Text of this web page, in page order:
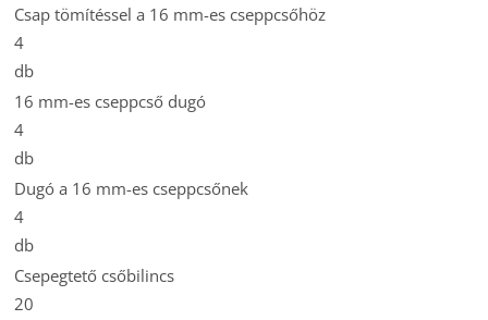
Csap tömítéssel a 16 mm-es cseppcsőhöz
4
db
16 mm-es cseppcső dugó
4
db
Dugó a 16 mm-es cseppcsőnek
4
db
Csepegtető csőbilincs
20